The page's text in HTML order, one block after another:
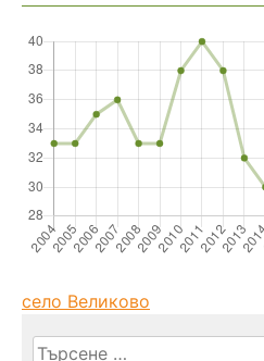
село Великово
Търсене